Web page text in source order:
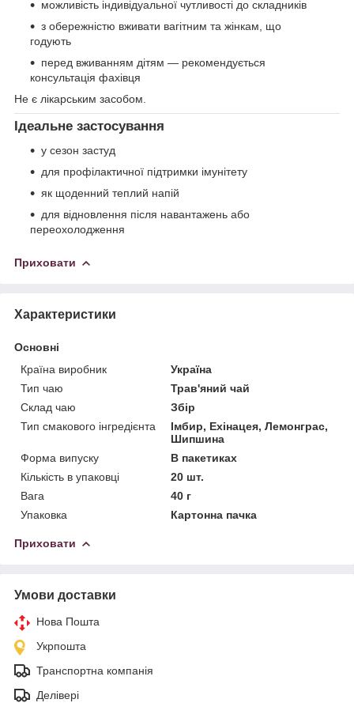
можливість індивідуальної чутливості до складників
з обережністю вживати вагітним та жінкам, що
годують
перед вживанням дітям — рекомендується
консультація фахівця
Не є лікарським засобом.
Ідеальне застосування
у сезон застуд
для профілактичної підтримки імунітету
як щоденний теплий напій
для відновлення після навантажень або
переохолодження
Приховати
Характеристики
Основні
Країна виробник
Україна
Тип чаю
Трав'яний чай
Склад чаю
Збір
Тип смакового інгредієнта
Імбир, Ехінацея, Лемонграс,
Шипшина
Форма випуску
В пакетиках
Кількість в упаковці
20 шт.
Вага
40 г
Упаковка
Картонна пачка
Приховати
Умови доставки
Нова Пошта
Укрпошта
Транспортна компанія
Делівері